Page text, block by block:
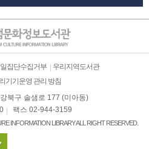
집단수집거부
우리지역도서관
기기운영 관리 방침
북구 솔샘로 177 (미아동)
팩스 02-944-3159
INFORMATION LIBRARY ALL RIGHT RESERVED.